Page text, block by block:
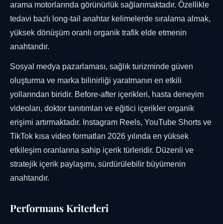
arama motorlarında görünürlük sağlanmaktadır. Özellikle
tedavi bazlı long-tail anahtar kelimelerde sıralama almak,
yüksek dönüşüm oranlı organik trafik elde etmenin
anahtarıdır.
Sosyal medya pazarlaması, sağlık turizminde güven
oluşturma ve marka bilinirliği yaratmanın en etkili
yollarından biridir. Before-after içerikleri, hasta deneyim
videoları, doktor tanıtımları ve eğitici içerikler organik
erişimi artırmaktadır. Instagram Reels, YouTube Shorts ve
TikTok kısa video formatları 2026 yılında en yüksek
etkileşim oranlarına sahip içerik türleridir. Düzenli ve
stratejik içerik paylaşımı, sürdürülebilir büyümenin
anahtarıdır.
Performans Kriterleri